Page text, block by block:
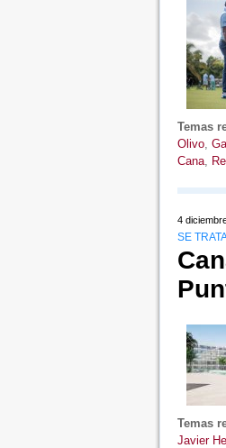
Temas
Olivo,
Cana,
4
SE
Temas
Javier